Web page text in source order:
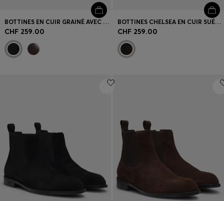
BOTTINES EN CUIR GRAINÉ AVEC FERMETURE ÉCLAIR LATÉRALE
CHF 259.00
BOTTINES CHELSEA EN CUIR SUÉDÉ AVEC SURPIQÛRES EMBLÉMATIQUES
CHF 259.00